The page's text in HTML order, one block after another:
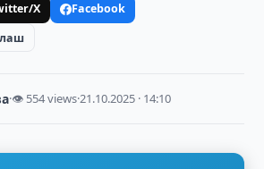
X
Facebook
·👁 554 views·21.10.2025 · 14:10